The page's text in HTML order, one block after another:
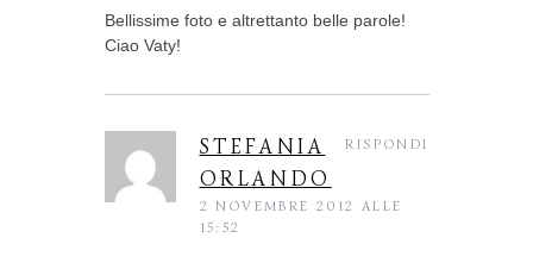
Bellissime foto e altrettanto belle parole!
Ciao Vaty!
STEFANIA
ORLANDO
2 NOVEMBRE 2012 ALLE
15:52
RISPONDI